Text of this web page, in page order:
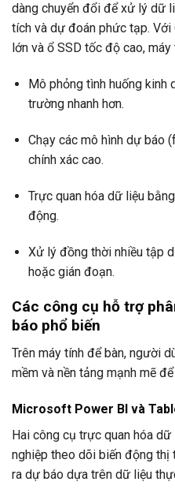
dàng chuyển đổi để xử lý dữ
tích và dự đoán phức tạp. Với
lớn và ổ SSD tốc độ cao,
Mô phỏng tình huống kinh
trường nhanh hơn.
Chạy các mô hình dự báo
chính xác cao.
Trực quan hóa dữ liệu
động.
Xử lý đồng thời nhiều tập
hoặc gián đoạn.
Các công cụ hỗ trợ
báo phổ biến
Trên máy tính để bàn, người
mềm và nền tảng mạnh mẽ
Microsoft Power BI và
Hai công cụ trực quan hóa
nghiệp theo dõi biến động
ra dự báo dựa trên dữ liệu